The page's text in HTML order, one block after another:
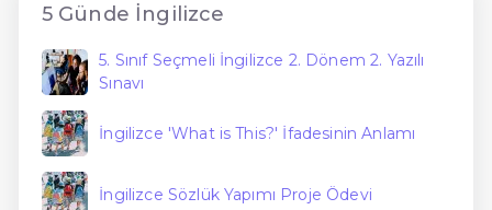
5 Günde İngilizce
5. Sınıf Seçmeli İngilizce 2. Dönem 2. Yazılı
Sınavı
İngilizce 'What is This?' İfadesinin Anlamı
İngilizce Sözlük Yapımı Proje Ödevi